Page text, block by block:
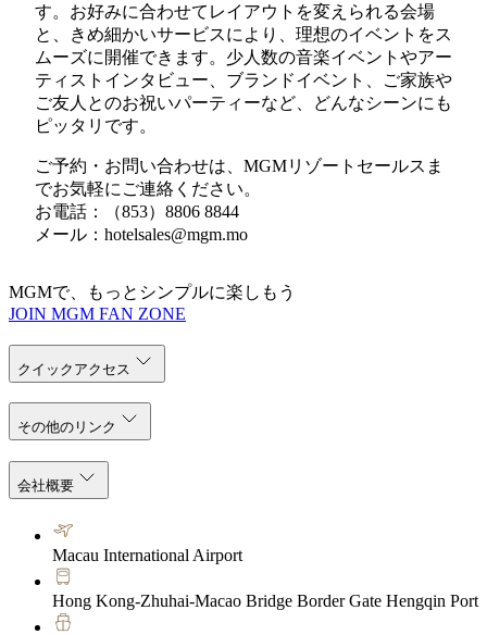
す。お好みに合わせてレイアウトを変えられる会場
と、きめ細かいサービスにより、理想のイベントをス
ムーズに開催できます。少人数の音楽イベントやアー
ティストインタビュー、ブランドイベント、ご家族や
ご友人とのお祝いパーティーなど、どんなシーンにも
ピッタリです。
ご予約・お問い合わせは、MGMリゾートセールスま
でお気軽にご連絡ください。
お電話：（853）8806 8844
メール：hotelsales@mgm.mo
MGMで、もっとシンプルに楽しもう
JOIN MGM FAN ZONE
クイックアクセス
その他のリンク
会社概要
Macau International Airport
Hong Kong-Zhuhai-Macao Bridge Border Gate Hengqin Port